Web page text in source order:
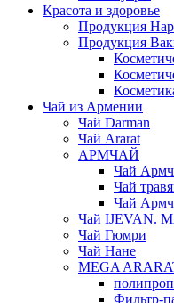
Красота и здоровье
Продукция
Продукция
Чай из Армении
Чай Darman
Чай Ararat
АРМЧАЙ
Чай
Чай
Чай
Чай IJEVAN.
Чай Гюмри
Чай Нане
MEGA
Фильтр-